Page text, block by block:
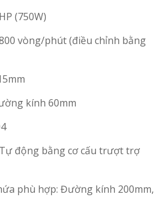
(750W)
vòng/phút (điều chỉnh bằng
kính 60mm
động bằng cơ cấu trượt trợ
phù hợp: Đường kính 200mm,